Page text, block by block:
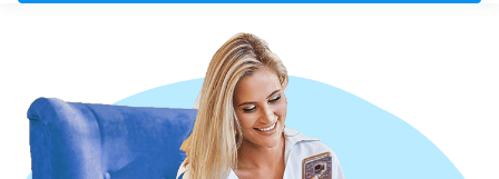
Suivez-nous
France FR